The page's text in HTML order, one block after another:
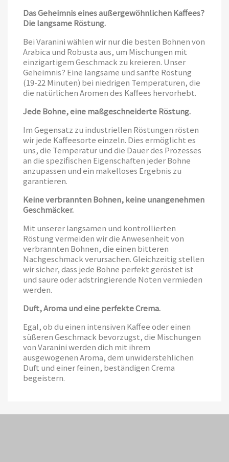
Das Geheimnis eines außergewöhnlichen Kaffees?
Die langsame Röstung.
Bei Varanini wählen wir nur die besten Bohnen von
Arabica und Robusta aus, um Mischungen mit
einzigartigem Geschmack zu kreieren. Unser
Geheimnis? Eine langsame und sanfte Röstung
(19-22 Minuten) bei niedrigen Temperaturen, die
die natürlichen Aromen des Kaffees hervorhebt.
Jede Bohne, eine maßgeschneiderte Röstung.
Im Gegensatz zu industriellen Röstungen rösten
wir jede Kaffeesorte einzeln. Dies ermöglicht es
uns, die Temperatur und die Dauer des Prozesses
an die spezifischen Eigenschaften jeder Bohne
anzupassen und ein makelloses Ergebnis zu
garantieren.
Keine verbrannten Bohnen, keine unangenehmen
Geschmäcker.
Mit unserer langsamen und kontrollierten
Röstung vermeiden wir die Anwesenheit von
verbrannten Bohnen, die einen bitteren
Nachgeschmack verursachen. Gleichzeitig stellen
wir sicher, dass jede Bohne perfekt geröstet ist
und saure oder adstringierende Noten vermieden
werden.
Duft, Aroma und eine perfekte Crema.
Egal, ob du einen intensiven Kaffee oder einen
süßeren Geschmack bevorzugst, die Mischungen
von Varanini werden dich mit ihrem
ausgewogenen Aroma, dem unwiderstehlichen
Duft und einer feinen, beständigen Crema
begeistern.